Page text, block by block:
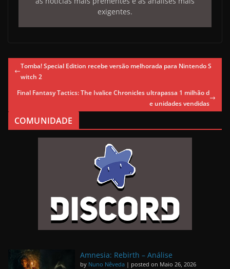
exigentes.
Tomba! Special Edition recebe versão melhorada para Nintendo S
witch 2
Final Fantasy Tactics: The Ivalice Chronicles ultrapassa 1 milhão d
e unidades vendidas
COMUNIDADE
Amnesia: Rebirth – Análise
by Nuno Nêveda | posted on Maio 26, 2026